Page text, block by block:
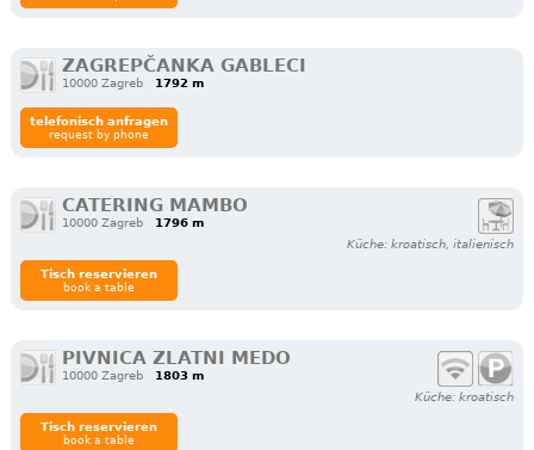
ZAGREPČANKA GABLECI
10000 Zagreb 1792 m
telefonisch anfragen
request by phone
CATERING MAMBO
10000 Zagreb
1796 m
Küche: kroatisch, italienisch
Tisch reservieren
book a table
PIVNICA ZLATNI MEDO
10000 Zagreb
1803 m
Küche: kroatisch
Tisch reservieren
book a table